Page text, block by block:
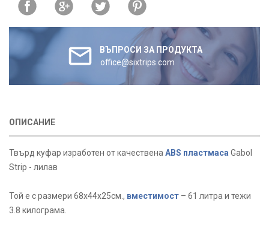
ВЪПРОСИ ЗА ПРОДУКТА
office@sixtrips.com
ОПИСАНИЕ
Твърд куфар изработен от качествена ABS пластмаса Gabol
Strip - лилав
Той е с размери 68x44х25см., вместимост – 61 литра и тежи
3.8 килограма.